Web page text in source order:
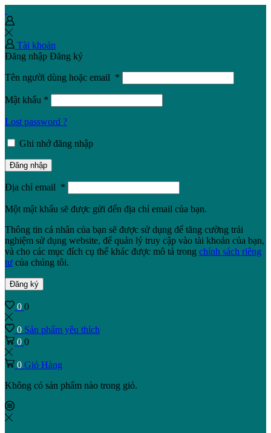
Tài khoản
Đăng nhập Đăng ký
Tên người dùng hoặc email *
Mật khẩu *
Lost password ?
Ghi nhớ đăng nhập
Đăng nhập
Địa chỉ email *
Một mật khẩu sẽ được gửi đến địa chỉ email của bạn.
Thông tin cá nhân của bạn sẽ được sử dụng để tăng cường trải
nghiệm sử dụng website, để quản lý truy cập vào tài khoản của bạn,
và cho các mục đích cụ thể khác được mô tả trong chính sách riêng
tư của chúng tôi.
Đăng ký
0 0
0 Sản phẩm yêu thích
0 0
0 Giỏ Hàng
Không có sản phẩm nào trong giỏ.